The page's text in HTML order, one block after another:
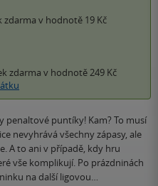
zdarma v hodnotě 19 Kč
zdarma v hodnotě 249 Kč
penaltové puntíky! Kam? To musí
nevyhrává všechny zápasy, ale
A to ani v případě, kdy hru
vše komplikují. Po prázdninách
na další ligovou…